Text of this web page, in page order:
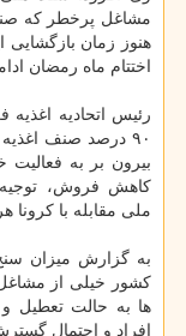
مشاغل پرخطر که
هنوز زمان
اختتام ماه رمضان
رئیس اتحادیه اغذیه
بیرون بر به
کاهش فروش، توجیه
ملی مقابله با کرونا
به گزارش میزان
کشور خیلی از
ها به حالت تعطیل و
افراد و احتمال